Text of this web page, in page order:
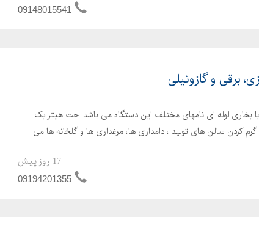
09148015541
برقی و گازوئیلی
بخاری لوله ای نامهای مختلف این دستگاه می باشد. جت هیتر یک
کردن سالن های تولید ، دامداری ها، مرغداری ها و گلخانه ها می
17 روز پیش
09194201355